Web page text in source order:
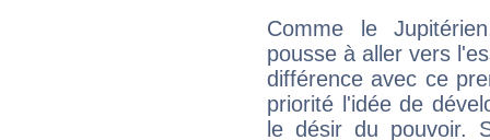
Comme le
pousse à aller vers
différence avec ce
priorité l'idée de
le désir du pouvoir.